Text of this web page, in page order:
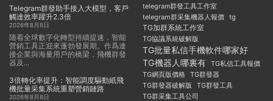
Telegram群發助手接入大模型，客戶
觸達效率躍升2.3倍
2026年8月8日
随着全球數字化轉型持續提速，智能
營銷工具正迎來蓬勃發展期。作爲連
接企業與海量用戶的橋梁，飛機群發
器及...
3倍轉化率提升：智能調度驅動紙飛
機批量采集系統重塑營銷鏈路
2026年8月8日
telegram群發工具工作室
telegram群采集機器人報價 tg
TG加群系統工作室
TG協議系統破解版
TG批量私信手機軟件哪家好
TG機器人哪裏有 TG私信工具報價
TG網頁版價格
TG群發器
TG群發器破解版
TG群發工具
TG群采集工具公司